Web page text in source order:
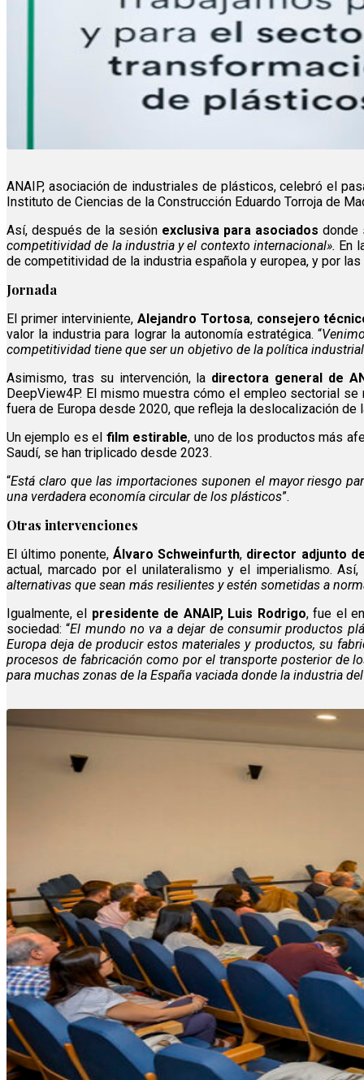
ANAIP, asociación de industriales de plásticos, celebró el
Instituto de Ciencias de la Construcción Eduardo Torroja de
Así, después de la sesión exclusiva para asociados donde
competitividad de la industria y el contexto internacional». En
de competitividad de la industria española y europea, y por
Jornada
El primer interviniente,Alejandro Tortosa, consejero
valor la industria para lograr la autonomía estratégica. “
competitividad tiene que ser un objetivo de la política
Asimismo, tras su intervención, la directora general de
DeepView4P. El mismo muestra cómo el empleo sectorial
fuera de Europa desde 2020, que refleja la deslocalización de
Un ejemplo es el film estirable, uno de los productos más
Saudí, se han triplicado desde 2023.
“Está claro que las importaciones suponen el mayor riesgo
una verdadera economía circular de los plásticos”.
Otras intervenciones
El último ponente,Álvaro Schweinfurth, director adjunto
actual, marcado por el unilateralismo y el imperialismo.
alternativas que sean más resilientes y estén sometidas a
Igualmente, el presidente de ANAIP, Luis Rodrigo, fue el
sociedad: “El mundo no va a dejar de consumir productos
Europa deja de producir estos materiales y productos, su
procesos de fabricación como por el transporte posterior de
para muchas zonas de la España vaciada donde la industria